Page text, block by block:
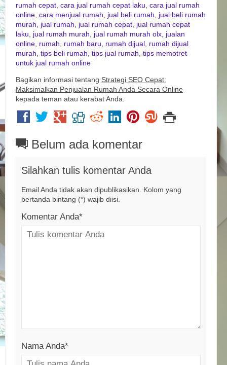
rumah cepat, cara jual rumah cepat laku, cara jual rumah
online, cara menjual rumah, jual beli rumah, jual beli rumah
murah, jual rumah, jual rumah cepat, jual rumah cepat
laku, jual rumah murah, jual rumah murah olx, jualan
online, rumah, rumah baru, rumah dijual , rumah dijual
murah, tips beli rumah, tips jual rumah, tips memotret
untuk jual rumah online
Bagikan informasi tentang Strategi SEO Cepat:
Maksimalkan Penjualan Rumah Anda Secara Online
kepada teman atau kerabat Anda.
Belum ada komentar
Silahkan tulis komentar Anda
Email Anda tidak akan dipublikasikan. Kolom yang
bertanda bintang (*) wajib diisi.
Komentar Anda*
Nama Anda*